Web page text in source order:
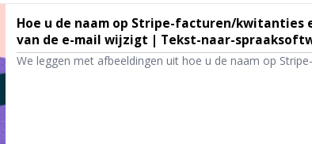
Hoe u de naam op Stripe-facturen/kwitanties
van de e-mail wijzigt | Tekst-naar-
We leggen met afbeeldingen uit hoe u de naam op